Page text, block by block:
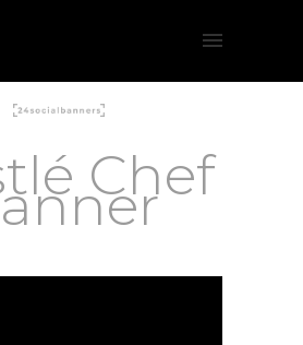
Chef